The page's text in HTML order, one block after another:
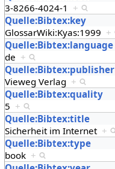
3-8266-4024-1 +
Quelle:Bibtex:key
GlossarWiki:Kyas:1999 +
Quelle:Bibtex:language
de +
Quelle:Bibtex:publisher
Vieweg Verlag +
Quelle:Bibtex:quality
5 +
Quelle:Bibtex:title
Sicherheit im Internet +
Quelle:Bibtex:type
book +